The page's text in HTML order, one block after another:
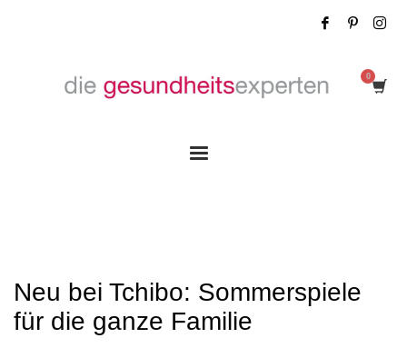
Neu bei Tchibo: Sommerspiele
für die ganze Familie